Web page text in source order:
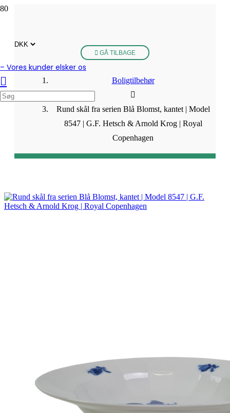
– Vores kunder elsker os
GÅ TILBAGE
Boligtilbehør
Rund skål fra serien Blå Blomst, kantet | Model
8547 | G.F. Hetsch & Arnold Krog | Royal
Copenhagen